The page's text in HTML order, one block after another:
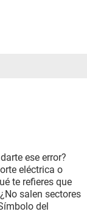
ese error?
eléctrica o
te refieres que
salen sectores
del